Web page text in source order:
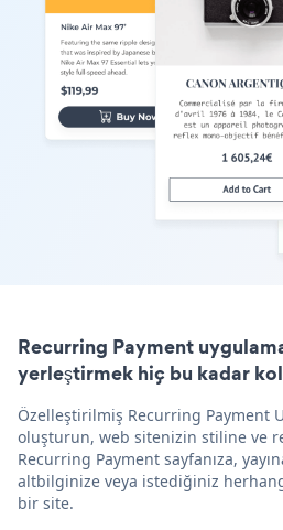
Recurring Payment
yerleştirmek hiç bu kadar
Özelleştirilmiş Recurring Payment
oluşturun, web sitenizin stiline ve
Recurring Payment sayfanıza,
altbilginize veya istediğiniz
bir site.